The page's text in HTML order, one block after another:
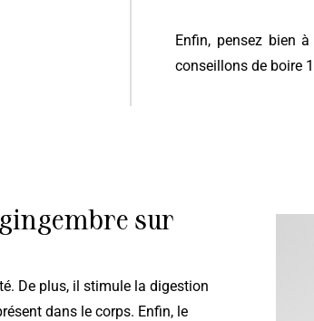
Enfin, pensez bien
conseillons de boire
sur
dans le corps. Enfin, le